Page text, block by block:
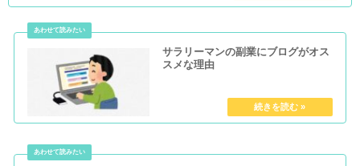
サラリーマンの副業にブログがオス
スメな理由